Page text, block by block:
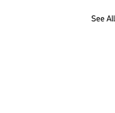
See All